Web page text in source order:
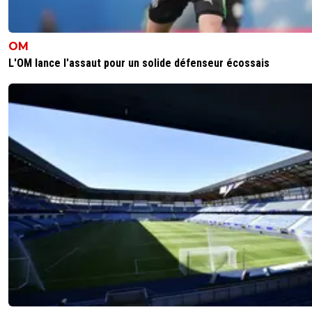
OM
L'OM lance l'assaut pour un solide défenseur écossais